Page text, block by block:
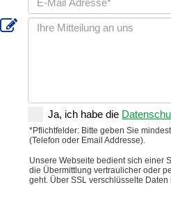
Ja, ich habe die
*Pflichtfelder: Bitte geben Sie
(Telefon oder Email Addresse).
Unsere Webseite bedient sich einer
die Übermittlung vertraulicher oder
geht. Über SSL verschlüsselte